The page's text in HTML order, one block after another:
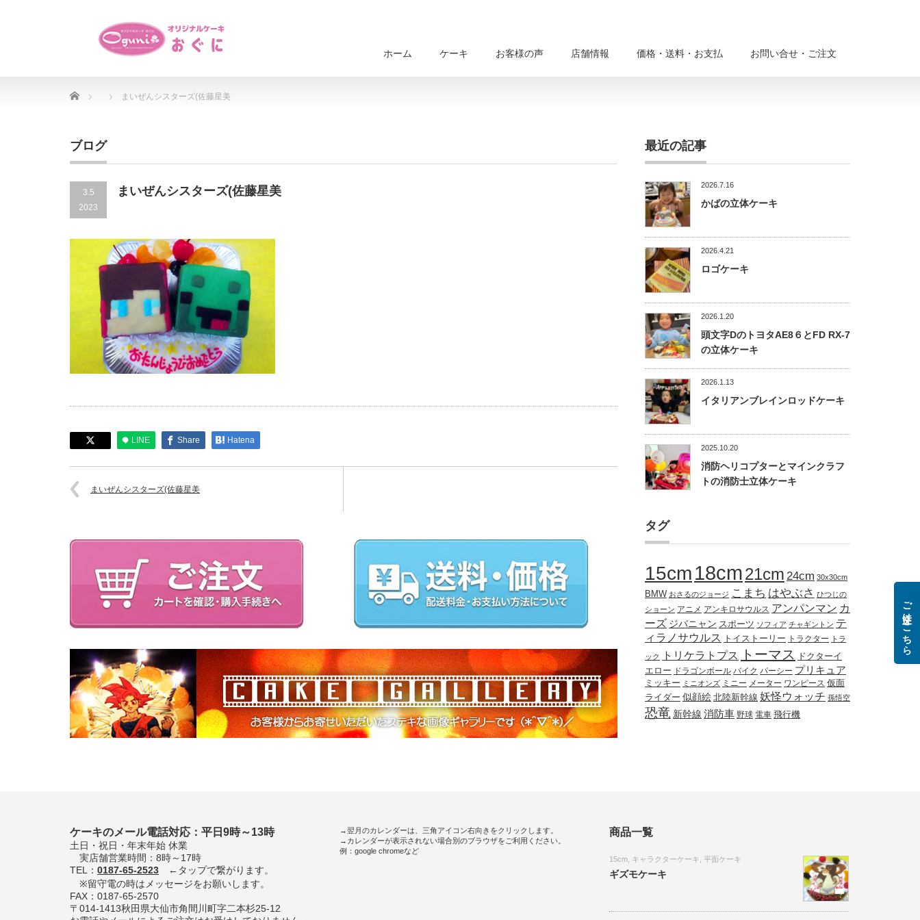
ホーム ケーキ お客様の声 店舗情報 価格・送料・お支払 お問い合せ・ご注文
Home まいぜんシスターズ(佐藤星美
ブログ
3.5
2023
まいぜんシスターズ(佐藤星美
LINE Share Hatena
まいぜんシスターズ(佐藤星美
最近の記事
2026.7.16
かばの立体ケーキ
2026.4.21
ロゴケーキ
2026.1.20
頭文字DのトヨタAE8６とFD RX-7
の立体ケーキ
2026.1.13
イタリアンブレインロッドケーキ
2025.10.20
消防ヘリコプターとマインクラフ
トの消防士立体ケーキ
タグ
15cm18cm21cm 24cm 30x30cm
BMW おさるのジョージ こまち はやぶさ ひつじの
ショーン アニメ アンキロサウルス アンパンマン カ
ーズ ジバニャン スポーツ ソフィア チャギントン テ
ィラノサウルス
トイストーリー トラクター トラ
ック トリケラトプス トーマス
ドクターイ
エロー
ドラゴンボール バイク パーシー プリキュア
ミッキー ミニオンズ ミニー メーター ワンピース 仮面
ライダー 似顔絵 北陸新幹線 妖怪ウォッチ 孫悟空
恐竜 新幹線 消防車 野球 電車 飛行機
ケーキのメール電話対応：平日9時～13時
土日・祝日・年末年始 休業
実店舗営業時間：8時～17時
TEL： 0187-65-2523 ←タップで繋がります。
※留守電の時はメッセージをお願いします。
FAX：0187-65-2570
〒014-1413秋田県大仙市角間川町字二本杉25-12
→翌月のカレンダーは、三角アイコン右向きをクリックします。
→カレンダーが表示されない場合別のブラウザをご利用ください。
例：google chromeなど
商品一覧
15cm キャラクターケーキ 平面ケーキ
ギズモケーキ
ご注文はこちら